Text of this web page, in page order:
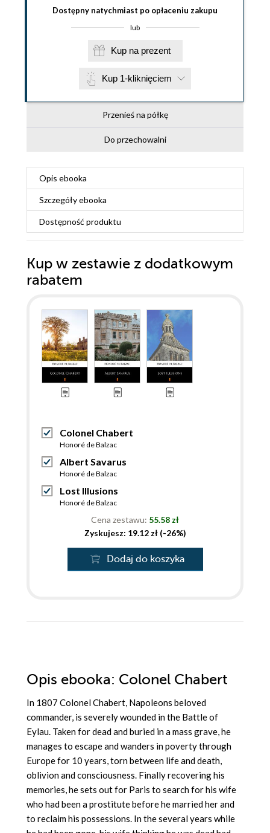
Dostępny natychmiast po opłaceniu zakupu
lub
Kup na prezent
Kup 1-kliknięciem
Przenieś na półkę
Do przechowalni
Opis ebooka
Szczegółyebooka
Dostępność produktu
Kup w zestawie z dodatkowym
rabatem
Colonel Chabert
Honoré de Balzac
Albert Savarus
Honoré de Balzac
Lost Illusions
Honoré de Balzac
Cena zestawu: 55.58 zł
Zyskujesz: 19.12 zł (-26%)
Dodaj do koszyka
Opis ebooka: Colonel Chabert
In 1807 Colonel Chabert, Napoleons beloved
commander, is severely wounded in the Battle of
Eylau. Taken for dead and buried in a mass grave, he
manages to escape and wanders in poverty through
Europe for 10 years, torn between life and death,
oblivion and consciousness. Finally recovering his
memories, he sets out for Paris to search for his wife
who had been a prostitute before he married her and
to reclaim his possessions. In the several years while